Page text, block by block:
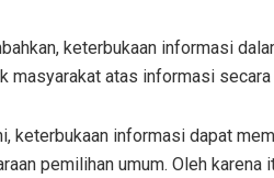
keterbukaan informasi
masyarakat atas informasi
keterbukaan informasi dapat
pemilihan umum. Oleh